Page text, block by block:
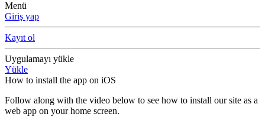
Menü
Giriş yap
Kayıt ol
Uygulamayı yükle
Yükle
How to install the app on iOS
Follow along with the video below to see how to install our site as a
web app on your home screen.